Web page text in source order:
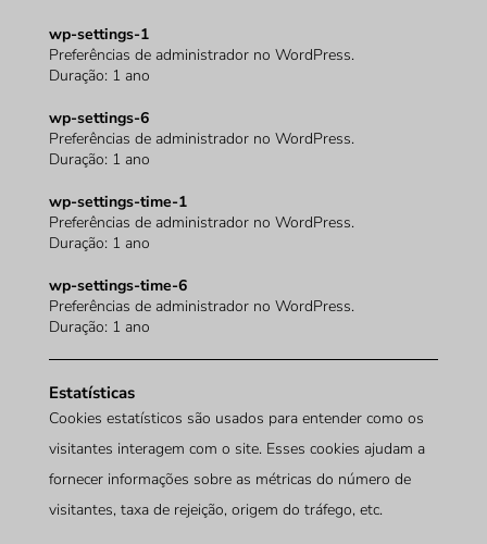
wp-settings-1
Preferências de administrador no WordPress.
Duração: 1 ano
wp-settings-6
Preferências de administrador no WordPress.
Duração: 1 ano
wp-settings-time-1
Preferências de administrador no WordPress.
Duração: 1 ano
wp-settings-time-6
Preferências de administrador no WordPress.
Duração: 1 ano
Estatísticas
Cookies estatísticos são usados para entender como os
visitantes interagem com o site. Esses cookies ajudam a
fornecer informações sobre as métricas do número de
visitantes, taxa de rejeição, origem do tráfego, etc.